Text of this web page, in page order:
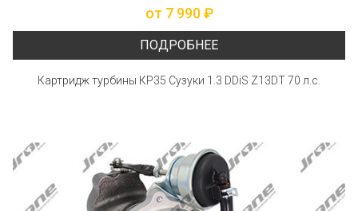
от 7 990 ₽
ПОДРОБНЕЕ
Картридж турбины КР35 Сузуки 1.3 DDiS Z13DT 70 л.с.